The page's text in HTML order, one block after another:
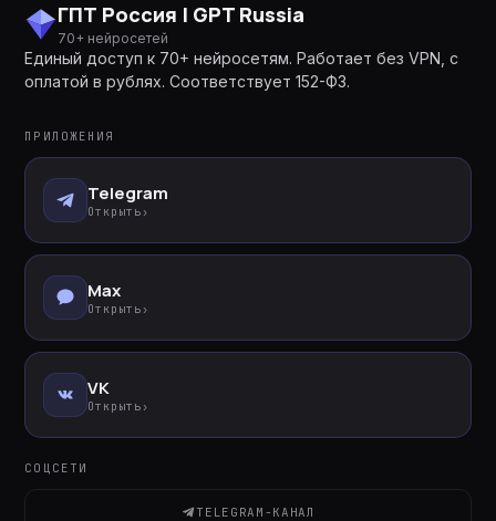
ГПТ Россия | GPT Russia
70+ нейросетей
Единый доступ к 70+ нейросетям. Работает без VPN, с
оплатой в рублях. Соответствует 152-ФЗ.
ПРИЛОЖЕНИЯ
Telegram
Открыть ›
Max
Открыть ›
VK
Открыть ›
СОЦСЕТИ
TELEGRAM-КАНАЛ